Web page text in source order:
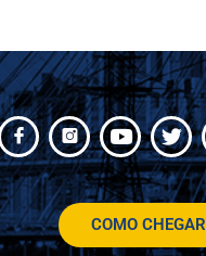
COMO CHEGAR